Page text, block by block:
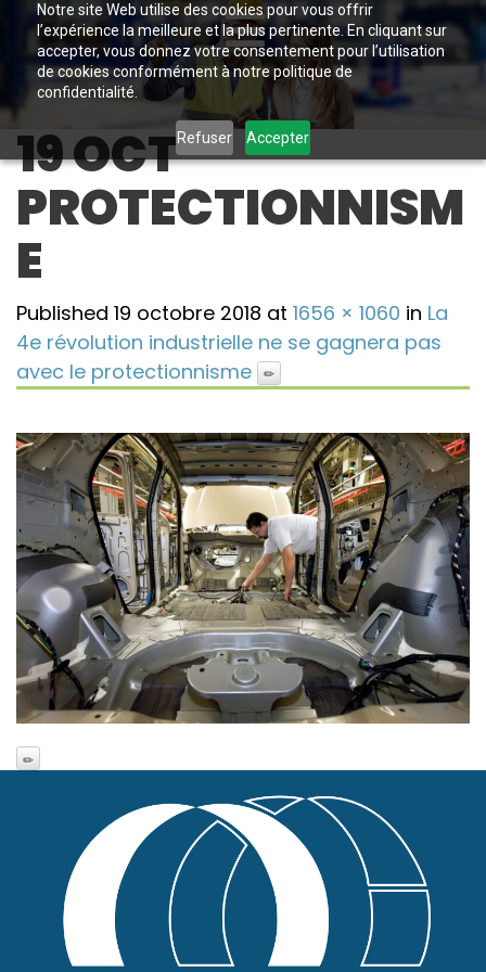
Notre site Web utilise des cookies pour vous offrir
l’expérience la meilleure et la plus pertinente. En cliquant sur
accepter, vous donnez votre consentement pour l’utilisation
de cookies conformément à notre politique de
confidentialité.
Refuser Accepter
19 OCT
PROTECTIONNISM
E
Published 19 octobre 2018 at 1656 × 1060 in La
4e révolution industrielle ne se gagnera pas
avec le protectionnisme